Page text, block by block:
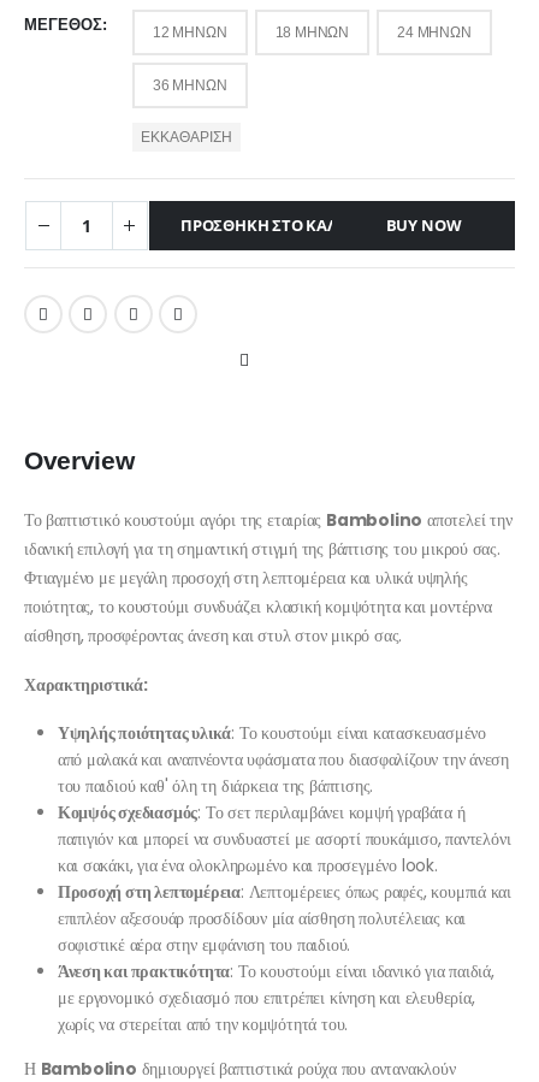
ΜΈΓΕΘΟΣ 12 ΜΗΝΏΝ 18 ΜΗΝΏΝ 24 ΜΗΝΏΝ
36 ΜΗΝΏΝ
ΕΚΚΑΘΆΡΙΣΗ
ΠΡΟΣΘΉΚΗ ΣΤΟ ΚΑΛΆΘΙ BUY NOW
Overview
Το βαπτιστικό κουστούμι αγόρι της εταιρίας Bambolino αποτελεί την
ιδανική επιλογή για τη σημαντική στιγμή της βάπτισης του μικρού σας.
Φτιαγμένο με μεγάλη προσοχή στη λεπτομέρεια και υλικά υψηλής
ποιότητας, το κουστούμι συνδυάζει κλασική κομψότητα και μοντέρνα
αίσθηση, προσφέροντας άνεση και στυλ στον μικρό σας.
Χαρακτηριστικά:
Υψηλής ποιότητας υλικά: Το κουστούμι είναι κατασκευασμένο
από μαλακά και αναπνέοντα υφάσματα που διασφαλίζουν την άνεση
του παιδιού καθ' όλη τη διάρκεια της βάπτισης.
Κομψός σχεδιασμός: Το σετ περιλαμβάνει κομψή γραβάτα ή
παπιγιόν και μπορεί να συνδυαστεί με ασορτί πουκάμισο, παντελόνι
και σακάκι, για ένα ολοκληρωμένο και προσεγμένο look.
Προσοχή στη λεπτομέρεια: Λεπτομέρειες όπως ραφές, κουμπιά και
επιπλέον αξεσουάρ προσδίδουν μία αίσθηση πολυτέλειας και
σοφιστικέ αέρα στην εμφάνιση του παιδιού.
Άνεση και πρακτικότητα: Το κουστούμι είναι ιδανικό για παιδιά,
με εργονομικό σχεδιασμό που επιτρέπει κίνηση και ελευθερία,
χωρίς να στερείται από την κομψότητά του.
Η Bambolino δημιουργεί βαπτιστικά ρούχα που αντανακλούν